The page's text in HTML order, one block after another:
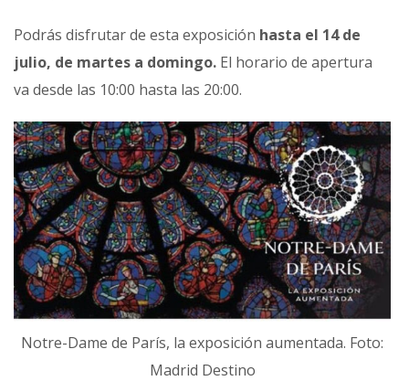
Podrás disfrutar de esta exposición hasta el 14 de
julio, de martes a domingo. El horario de apertura
va desde las 10:00 hasta las 20:00.
Notre-Dame de París, la exposición aumentada. Foto:
Madrid Destino